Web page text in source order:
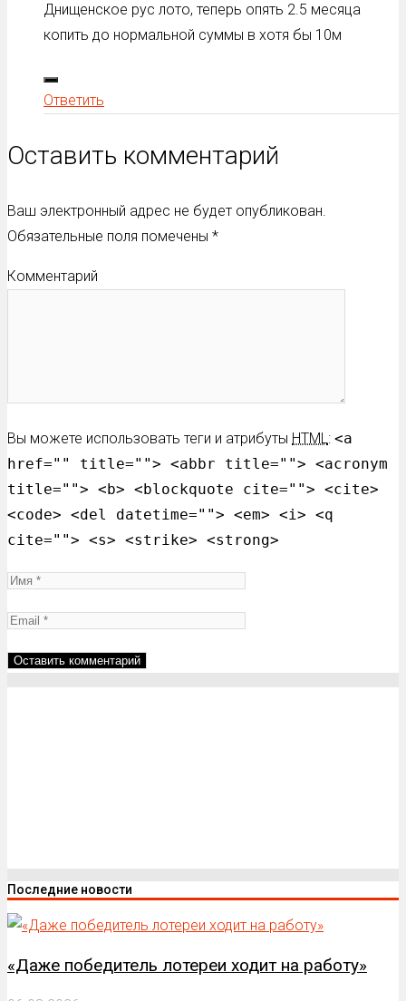
Днищенское рус лото, теперь опять 2.5 месяца
копить до нормальной суммы в хотя бы 10м
Ответить
Оставить комментарий
Ваш электронный адрес не будет опубликован.
Обязательные поля помечены *
Комментарий
Вы можете использовать теги и атрибуты HTML: <a
href="" title=""> <abbr title=""> <acronym
title=""> <b> <blockquote cite=""> <cite>
<code> <del datetime=""> <em> <i> <q
cite=""> <s> <strike> <strong>
Последние новости
«Даже победитель лотереи ходит на работу»